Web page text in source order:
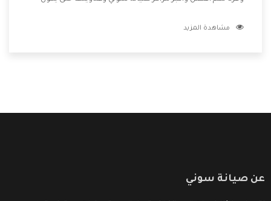
دون اى ازعاج كما أننا نهتم بكل ما يحتاجه المستهلك لكى نحافظ
مشاهدة المزيد
عن صيانة سوني